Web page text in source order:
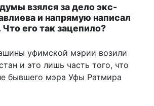
взялся за дело экс-
и напрямую написал
его так зацепило?
уфимской мэрии возили
и это лишь часть того, что
бывшего мэра Уфы Ратмира